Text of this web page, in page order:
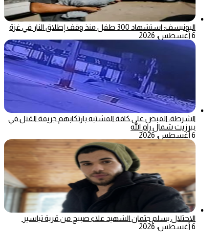
اليونيسف: استشهاد 300 طفل منذ وقف إطلاق النار في غزة
6 أغسطس، 2026
الشرطة: القبض على كافة المشتبه بارتكابهم جريمة القتل في
بيرزيت شمال رام الله
6 أغسطس، 2026
الاحتلال يسلم جثمان الشهيد علاء صبيح من قرية تياسير
6 أغسطس، 2026